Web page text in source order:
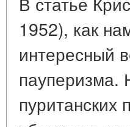
1952), как
интересный
пауперизма.